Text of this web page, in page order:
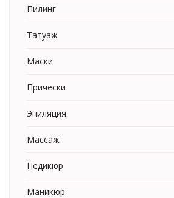
Пилинг
Татуаж
Маски
Прически
Эпиляция
Массаж
Педикюр
Маникюр